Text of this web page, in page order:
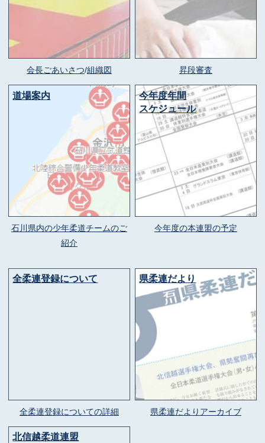
会長ごあいさつ/組織図 昇段審査
道場案内
石川県内の少年柔道チームのご
紹介
今年度年間
スケジュール
今年度の本連盟の予定
全柔連登録について
全柔連登録についての詳細
県柔連だより
県柔連だよりアーカイブ
北信越柔道連盟